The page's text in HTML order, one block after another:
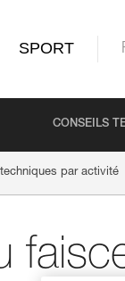
SPORT
CONSEILS
par activité